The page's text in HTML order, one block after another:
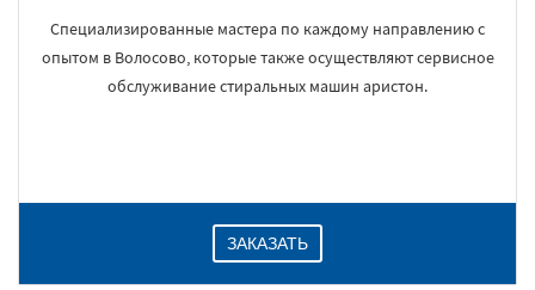
Специализированные мастера по каждому направлению с
опытом в Волосово, которые также осуществляют сервисное
обслуживание стиральных машин аристон.
ЗАКАЗАТЬ